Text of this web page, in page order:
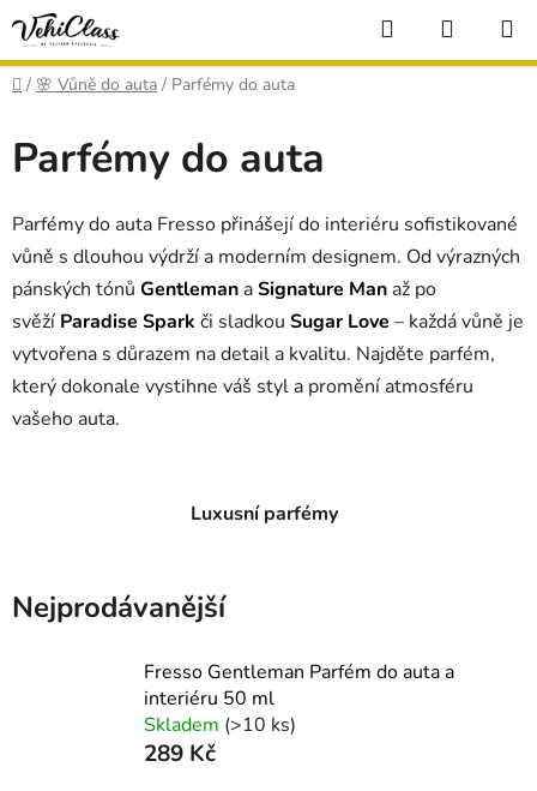
Přejít
obsah
Hledat
KOŠÍK
Domů
/ 🌸 Vůně do auta / Parfémy do auta
Parfémy do auta
Parfémy do auta Fresso přinášejí do interiéru sofistikované
vůně s dlouhou výdrží a moderním designem. Od výrazných
pánských tónů Gentle­man aSignature Man až po
svěží Paradise Spark či sladkou Sugar Love – každá vůně je
vytvořena s důrazem na detail a kvalitu. Najděte parfém,
který dokonale vystihne váš styl a promění atmosféru
vašeho auta.
Luxusní parfémy
Nejprodávanější
Fresso Gentleman Parfém do auta a
interiéru 50 ml
Skladem (>10 ks)
289 Kč